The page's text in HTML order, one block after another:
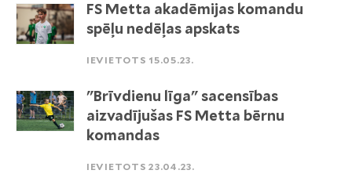
FS Metta akadēmijas komandu
spēļu nedēļas apskats
IEVIETOTS 15.05.23.
"Brīvdienu līga" sacensības
aizvadījušas FS Metta bērnu
komandas
IEVIETOTS 23.04.23.